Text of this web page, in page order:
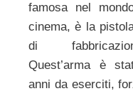
famosa nel
cinema, è la
di
Quest’arma è
anni da eserciti,